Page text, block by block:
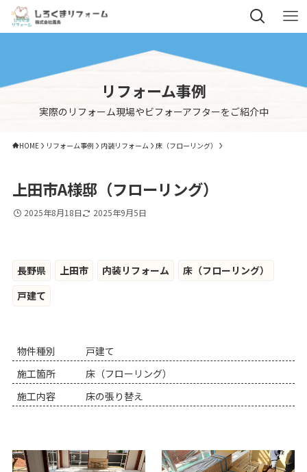
リフォーム事例
実際のリフォーム現場やビフォーアフターをご紹介中
HOME リフォーム事例 内装リフォーム 床（フローリング）
上田市A様邸（フローリング）
2025年8月18日 2025年9月5日
長野県 上田市 内装リフォーム
床（フローリング）
戸建て
物件種別
戸建て
施工箇所
床（フローリング）
施工内容
床の張り替え